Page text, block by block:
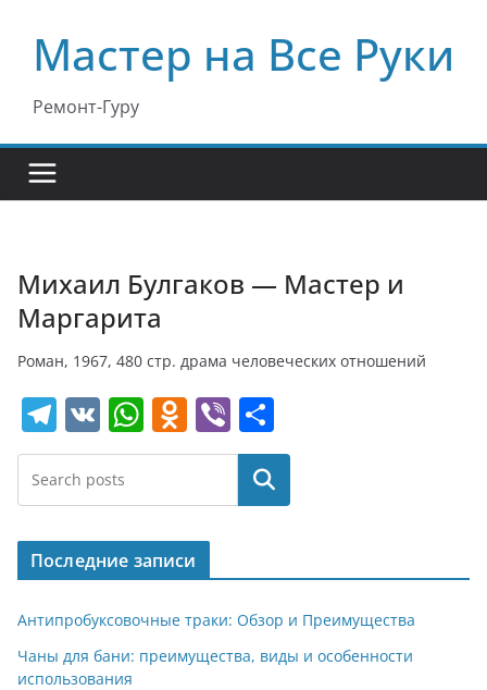
содержимому
Мастер на Все Руки
Ремонт-Гуру
Михаил Булгаков — Мастер и
Маргарита
Роман, 1967, 480 стр. драма человеческих отношений
T
el
e
gr
a
m
V
K
W
h
s
A
p
p
O
d
o
kl
a
ss
ni
Vi
b
er
т
п
р
в
и
т
Поиск
Последние записи
Антипробуксовочные траки: Обзор и Преимущества
Чаны для бани: преимущества, виды и особенности
использования